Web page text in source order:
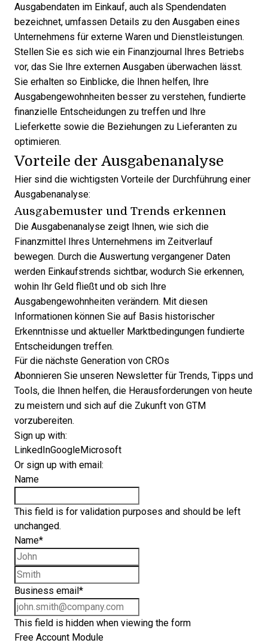
Ausgabendaten im Einkauf, auch als Spendendaten
bezeichnet, umfassen Details zu den Ausgaben eines
Unternehmens für externe Waren und Dienstleistungen.
Stellen Sie es sich wie ein Finanzjournal Ihres Betriebs
vor, das Sie Ihre externen Ausgaben überwachen lässt.
Sie erhalten so Einblicke, die Ihnen helfen, Ihre
Ausgabengewohnheiten besser zu verstehen, fundierte
finanzielle Entscheidungen zu treffen und Ihre
Lieferkette sowie die Beziehungen zu Lieferanten zu
optimieren.
Vorteile der Ausgabenanalyse
Hier sind die wichtigsten Vorteile der Durchführung einer
Ausgabenanalyse:
Ausgabemuster und Trends erkennen
Die Ausgabenanalyse zeigt Ihnen, wie sich die
Finanzmittel Ihres Unternehmens im Zeitverlauf
bewegen. Durch die Auswertung vergangener Daten
werden Einkaufstrends sichtbar, wodurch Sie erkennen,
wohin Ihr Geld fließt und ob sich Ihre
Ausgabengewohnheiten verändern. Mit diesen
Informationen können Sie auf Basis historischer
Erkenntnisse und aktueller Marktbedingungen fundierte
Entscheidungen treffen.
Für die nächste Generation von CROs
Abonnieren Sie unseren Newsletter für Trends, Tipps und
Tools, die Ihnen helfen, die Herausforderungen von heute
zu meistern und sich auf die Zukunft von GTM
vorzubereiten.
Sign up with:
LinkedInGoogleMicrosoft
Or sign up with email:
Name
This field is for validation purposes and should be left
unchanged.
Name*
Business email *
This field is hidden when viewing the form
Free Account Module